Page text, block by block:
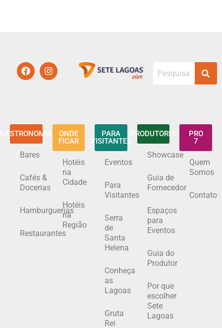
GASTRONOMIA
Bares
Cafés &
Docerias
Hamburguerias
Restaurantes
ONDE
FICAR
Hotéis
na
Cidade
Hotéis
na
Região
PARA
VISITANTES
Eventos
Para
Visitantes
Serra
de
Santa
Helena
Conheça
as
Lagoas
Gruta
Rei
PRODUTORES
Showcase
Guia de
Fornecedor
Espaços
para
Eventos
Guia do
Produtor
Por que
escolher
Sete
Lagoas
PRO
7
Quem
Somos
Contato